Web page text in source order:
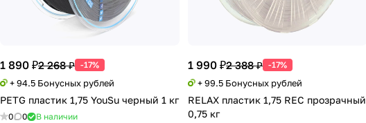
1 890 ₽2 268 ₽ -17%
+ 94.5 Бонусных рублей
PETG пластик 1,75 YouSu черный 1 кг
0 0 В наличии
1 990 ₽2 388 ₽ -17%
+ 99.5 Бонусных рублей
RELAX пластик 1,75 REC прозрачный
0,75 кг